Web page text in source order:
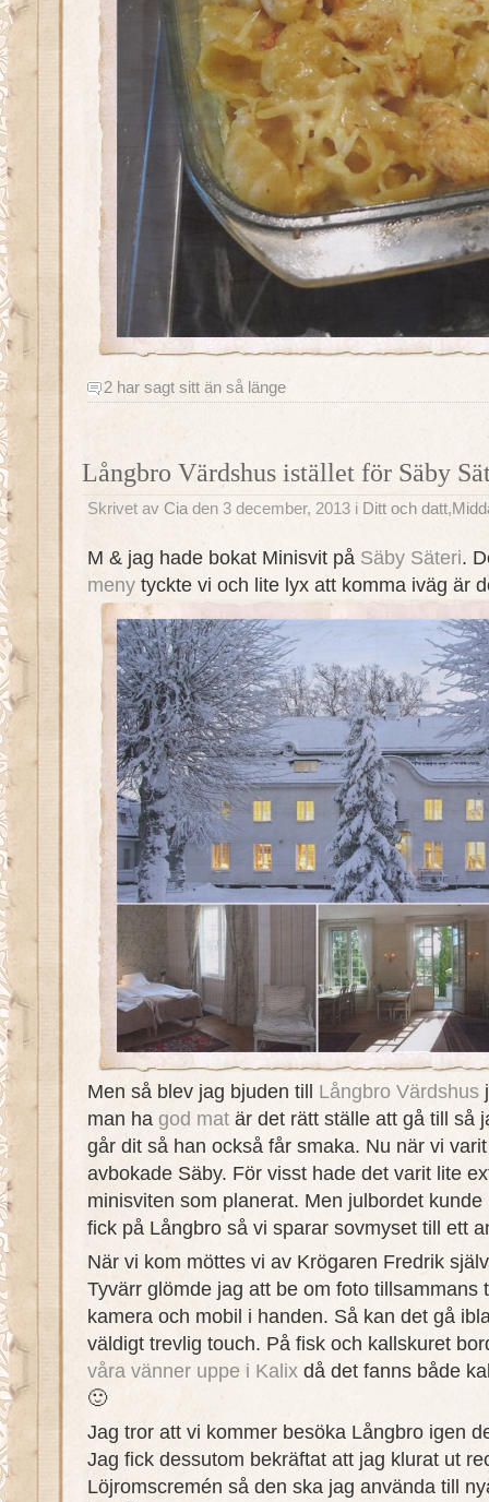
2 har sagt sitt än så länge
Långbro Värdshus istället för Säby
Skrivet av Cia den 3 december, 2013 i Ditt och datt,
M & jag hade bokat Minisvit på Säby Säteri.
meny tyckte vi och lite lyx att komma iväg är
Men så blev jag bjuden till Långbro Värdshus
man ha god mat är det rätt ställe att gå till så
går dit så han också får smaka. Nu när vi
avbokade Säby. För visst hade det varit lite
minisviten som planerat. Men julbordet
fick på Långbro så vi sparar sovmyset till ett
När vi kom möttes vi av Krögaren Fredrik
Tyvärr glömde jag att be om foto tillsammans
kamera och mobil i handen. Så kan det gå
väldigt trevlig touch. På fisk och kallskuret
våra vänner uppe i Kalix då det fanns både
🙂
Jag tror att vi kommer besöka Långbro igen
Jag fick dessutom bekräftat att jag klurat ut
Löjromscremén så den ska jag använda till